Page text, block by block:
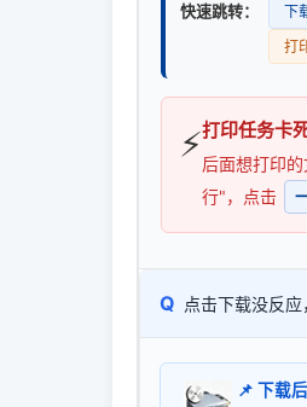
快速跳转： 下
打
⚡打印任务卡
后面想打印
行"，点击
Q 点击下载没反
📌 下载